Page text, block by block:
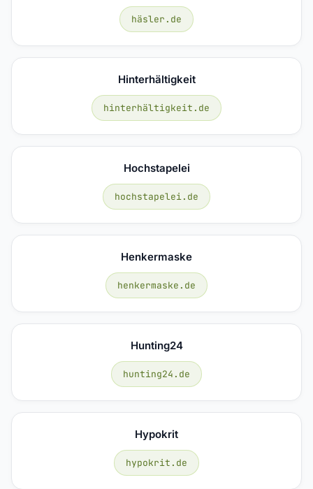
häsler.de
Hinterhältigkeit
hinterhältigkeit.de
Hochstapelei
hochstapelei.de
Henkermaske
henkermaske.de
Hunting24
hunting24.de
Hypokrit
hypokrit.de